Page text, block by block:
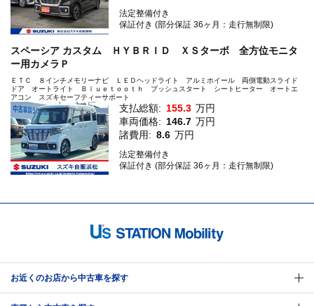
法定整備付き
保証付き (部分保証 36ヶ月：走行無制限)
スペーシア カスタム ＨＹＢＲＩＤ ＸＳターボ 全方位モニタ
ー用カメラＰ
ＥＴＣ ８インチメモリーナビ ＬＥＤヘッドライト アルミホイール 両側電動スライド
ドア オートライト Ｂｌｕｅｔｏｏｔｈ プッシュスタート シートヒーター オートエ
アコン スズキセーフティーサポート
支払総額: 155.3 万円
車両価格: 146.7 万円
諸費用: 8.6 万円
法定整備付き
保証付き (部分保証 36ヶ月：走行無制限)
お近くのお店から中古車を探す